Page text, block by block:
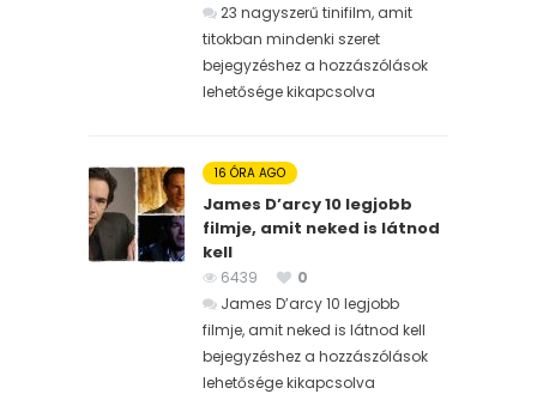
23 nagyszerű tinifilm, amit
titokban mindenki szeret
bejegyzéshez a hozzászólások
lehetősége kikapcsolva
16 ÓRA AGO
James D’arcy 10 legjobb
filmje, amit neked is látnod
kell
6439
0
James D’arcy 10 legjobb
filmje, amit neked is látnod kell
bejegyzéshez a hozzászólások
lehetősége kikapcsolva